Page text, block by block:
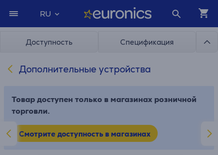
RU
Доступность Спецификация
Дополнительные устройства
Товар доступен только в магазинах розничной
торговли.
Смотрите доступность в магазинах